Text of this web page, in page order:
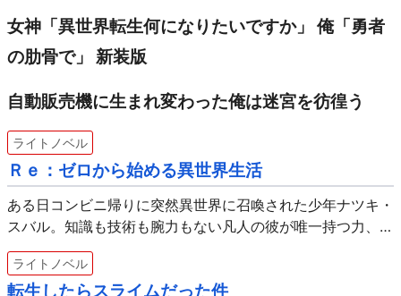
女神「異世界転生何になりたいですか」 俺「勇者
の肋骨で」 新装版
自動販売機に生まれ変わった俺は迷宮を彷徨う
ライトノベル
Ｒｅ：ゼロから始める異世界生活
ある日コンビニ帰りに突然異世界に召喚された少年ナツキ・
スバル。知識も技術も腕力もない凡人の彼が唯一持つ力、そ
れは死んだら時間が巻き戻るという甚大な痛みを伴う「死に
戻り」の力だった。大切なものを守るため、過酷な運命に立
ち向…
ライトノベル
転生したらスライムだった件